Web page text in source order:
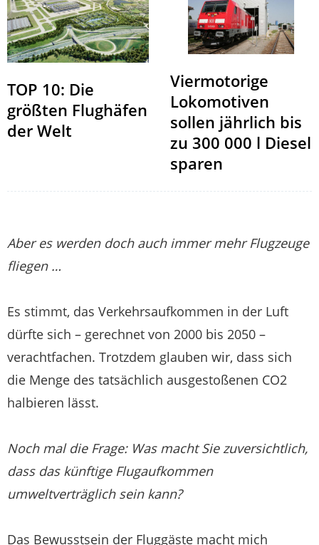
TOP 10: Die
größten Flughäfen
der Welt
Viermotorige
Lokomotiven
sollen jährlich bis
zu 300 000 l Diesel
sparen
Aber es werden doch auch immer mehr Flugzeuge
fliegen …
Es stimmt, das Verkehrsaufkommen in der Luft
dürfte sich – gerechnet von 2000 bis 2050 –
verachtfachen. Trotzdem glauben wir, dass sich
die Menge des tatsächlich ausgestoßenen CO2
halbieren lässt.
Noch mal die Frage: Was macht Sie zuversichtlich,
dass das künftige Flugaufkommen
umweltverträglich sein kann?
Das Bewusstsein der Fluggäste macht mich